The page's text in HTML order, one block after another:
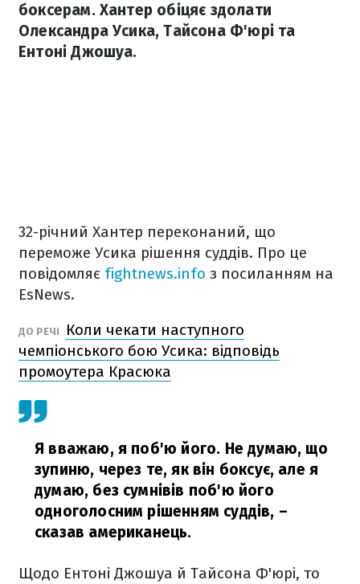
боксерам. Хантер обіцяє здолати
Олександра Усика, Тайсона Ф'юрі та
Ентоні Джошуа.
32-річний Хантер переконаний, що
переможе Усика рішення суддів. Про це
повідомляє fightnews.info з посиланням на
EsNews.
ДО РЕЧІ
Коли чекати наступного
чемпіонського бою Усика: відповідь
промоутера Красюка
Я вважаю, я поб'ю його. Не думаю, що
зупиню, через те, як він боксує, але я
думаю, без сумнівів поб'ю його
одноголосним рішенням суддів, –
сказав американець.
Щодо Ентоні Джошуа й Тайсона Ф'юрі, то